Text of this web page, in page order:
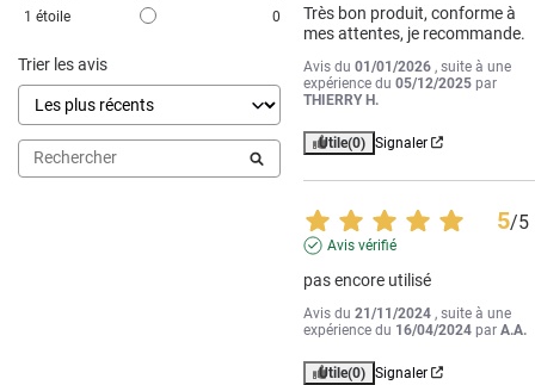
1 étoile 0
Trier les avis
Très bon produit, conforme à
mes attentes, je recommande.
Avis du01/01/2026 , suite à une
expérience du05/12/2025 par
THIERRY H.
Utile(0) Signaler
5/5
Avis vérifié
pas encore utilisé
Avis du21/11/2024 , suite à une
expérience du 16/04/2024 parA.A.
Utile(0) Signaler